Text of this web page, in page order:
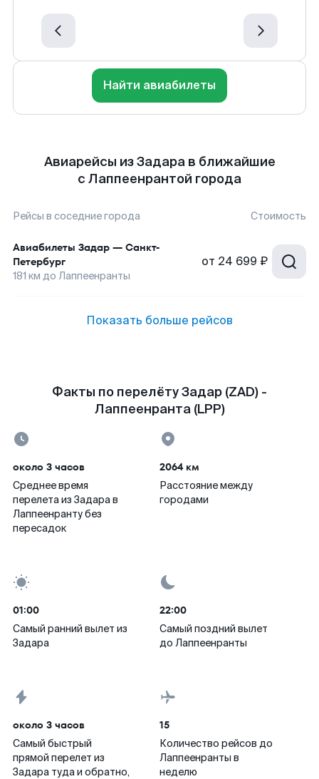
Найти авиабилеты
Авиарейсы из Задара в ближайшие
с Лаппеенрантой города
Рейсы в соседние города Стоимость
Авиабилеты Задар — Санкт-
Петербург
181 км до Лаппеенранты
от 24 699 ₽
Показать больше рейсов
Факты по перелёту Задар (ZAD) -
Лаппеенранта (LPP)
около 3 часов
Среднее время
перелета из Задара в
Лаппеенранту без
пересадок
2064 км
Расстояние между
городами
01:00
Самый ранний вылет из
Задара
22:00
Самый поздний вылет
до Лаппеенранты
около 3 часов
Самый быстрый
прямой перелет из
Задара туда и обратно,
15
Количество рейсов до
Лаппеенранты в
неделю